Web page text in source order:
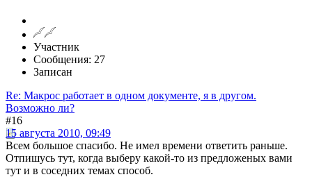
Участник
Сообщения: 27
Записан
Re: Макрос работает в одном документе, я в другом.
Возможно ли?
#16
15 августа 2010, 09:49
Всем большое спасибо. Не имел времени ответить раньше.
Отпишусь тут, когда выберу какой-то из предложеных вами
тут и в соседних темах способ.